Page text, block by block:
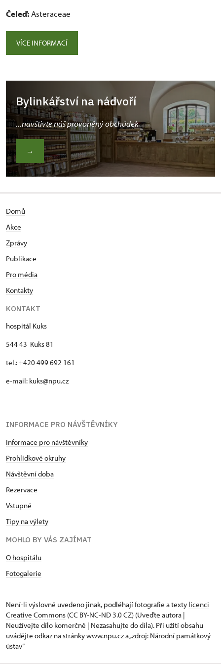
Čeleď: Asteraceae
VÍCE INFORMACÍ
Bylinkářství na nádvoří
...navštivte náš provoněný obchůdek
→
Domů
Akce
Zprávy
Publikace
Pro média
Kontakty
KONTAKT
hospitál Kuks
544 43 Kuks 81
tel.: +420 499 692 161
e-mail: kuks@npu.cz
INFORMACE PRO NÁVŠTĚVNÍKY
Informace pro návštěvníky
Prohlídkové okruhy
Návštěvní doba
Rezervace
Vstupné
Tipy na výlety
MOHLO BY VÁS ZAJÍMAT
O hospitálu
Fotogalerie
Není-li výslovně uvedeno jinak, podléhají fotografie a texty licenci
Creative Commons (CC BY-NC-ND 3.0 CZ) (Uveďte autora |
Neužívejte dílo komerčně | Nezasahujte do díla). Při užití obsahu
uvádějte odkaz na stránky www.npu.cz a „zdroj: Národní památkový
ústav“